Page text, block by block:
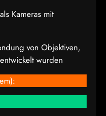
Kameras mit
von Objektiven,
wurden